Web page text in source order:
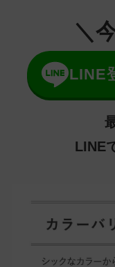
＼
LINE
LINE